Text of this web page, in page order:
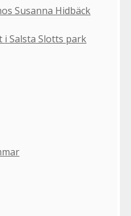
Susanna Hidbäck
i Salsta Slotts park